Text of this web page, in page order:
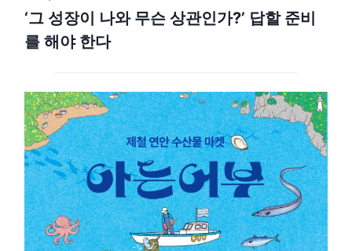
‘그 성장이 나와 무슨 상관인가?’ 답할 준비
를 해야 한다